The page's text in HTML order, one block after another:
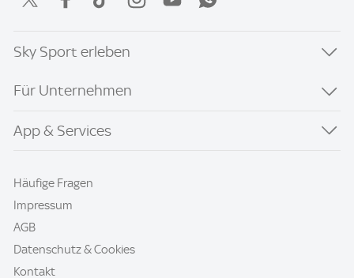
Sky Sport erleben
Für Unternehmen
App & Services
Häufige Fragen
Impressum
AGB
Datenschutz & Cookies
Kontakt